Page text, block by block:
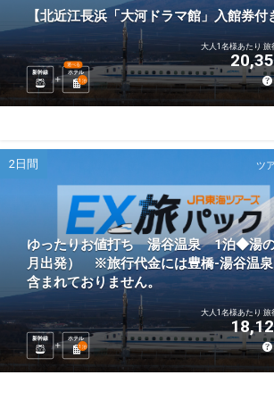
【北近江長浜「大河ドラマ館」入館券
新幹線 ホテル
選べる
1 泊
大人1名様あたり 旅
ツ
2日間
ゆったりお値打ち 湯谷温泉 1泊◆湯
月出発） ※旅行代金には豊橋-湯谷温泉
含まれておりません。
新幹線
ホテル
1 泊
大人1名様あたり 旅